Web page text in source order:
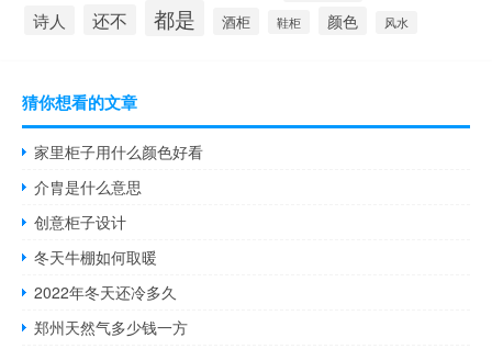
诗人 还不 都是 酒柜 鞋柜 颜色 风水
猜你想看的文章
家里柜子用什么颜色好看
介胄是什么意思
创意柜子设计
冬天牛棚如何取暖
2022年冬天还冷多久
郑州天然气多少钱一方